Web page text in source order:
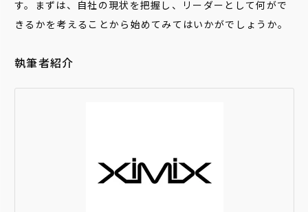
す。まずは、自社の現状を把握し、リーダーとして何がで
きるかを考えることから始めてみてはいかがでしょうか。
執筆者紹介